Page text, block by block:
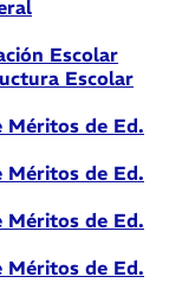
Escolar
Escolar
Méritos de Ed.
Méritos de Ed.
Méritos de Ed.
Méritos de Ed.